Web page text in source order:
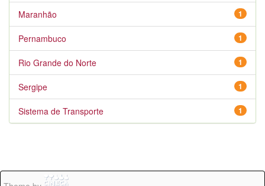
1
Maranhão
1
Pernambuco
1
Rio Grande do Norte
1
Sergipe
1
Sistema de Transporte